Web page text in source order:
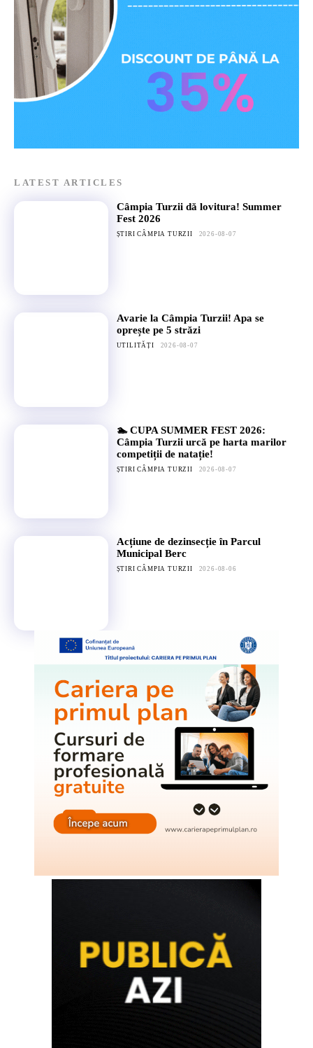
LATEST ARTICLES
Câmpia Turzii dă lovitura! Summer
Fest 2026
ȘTIRI CÂMPIA TURZII 2026-08-07
Avarie la Câmpia Turzii! Apa se
oprește pe 5 străzi
UTILITĂȚI 2026-08-07
🏊 CUPA SUMMER FEST 2026:
Câmpia Turzii urcă pe harta marilor
competiții de natație!
ȘTIRI CÂMPIA TURZII 2026-08-07
Acțiune de dezinsecție în Parcul
Municipal Berc
ȘTIRI CÂMPIA TURZII 2026-08-06